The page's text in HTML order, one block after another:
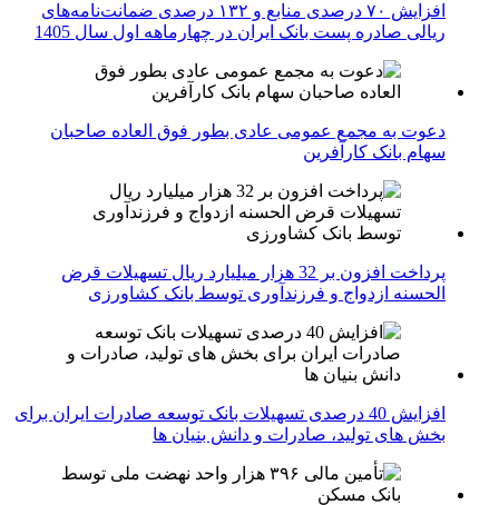
افزایش ۷۰ درصدی منابع و ۱۳۲ درصدی ضمانت‌نامه‌های
ریالی صادره پست بانک ایران در چهارماهه اول سال 1405
دعوت به مجمع عمومی عادی بطور فوق العاده صاحبان
سهام بانک کارآفرین
پرداخت افزون بر 32 هزار میلیارد ریال تسهیلات قرض
الحسنه ازدواج و فرزندآوری توسط بانک کشاورزی
افزایش 40 درصدی تسهیلات بانک توسعه صادرات ایران برای
بخش های تولید، صادرات و دانش بنیان ها